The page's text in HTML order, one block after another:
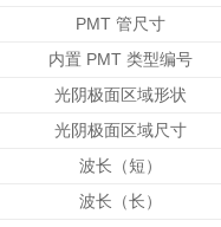
PMT 管尺寸
内置 PMT 类型编号
光阴极面区域形状
光阴极面区域尺寸
波长（短）
波长（长）